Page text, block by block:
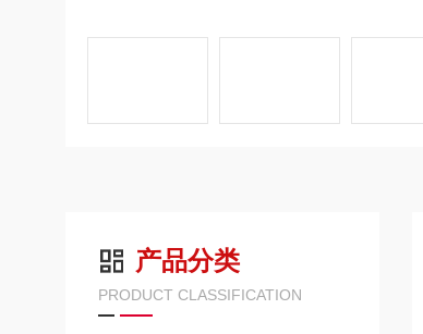
产品分类
PRODUCT CLASSIFICATION